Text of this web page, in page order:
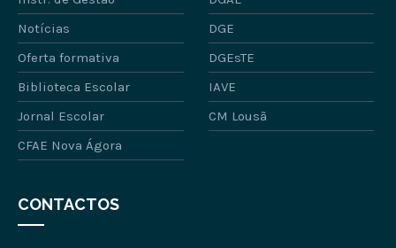
Notícias
DGE
Oferta formativa
DGEsTE
Biblioteca Escolar
IAVE
Jornal Escolar
CM Lousã
CFAE Nova Ágora
CONTACTOS